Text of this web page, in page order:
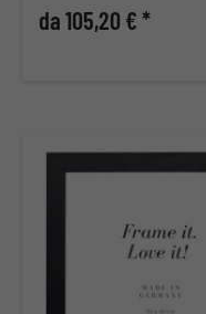
da 105,20 € *